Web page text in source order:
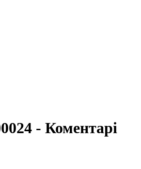
- Коментарі